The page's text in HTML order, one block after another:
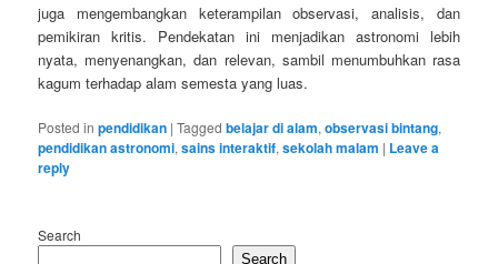
juga mengembangkan keterampilan observasi, analisis, dan
pemikiran kritis. Pendekatan ini menjadikan astronomi lebih
nyata, menyenangkan, dan relevan, sambil menumbuhkan rasa
kagum terhadap alam semesta yang luas.
Posted in pendidikan |Tagged belajar di alam,observasi bintang,
pendidikan astronomi,sains interaktif,sekolah malam | Leave a
reply
Search
Search